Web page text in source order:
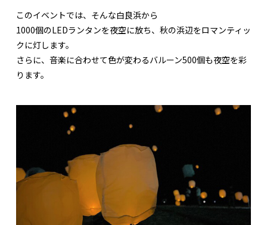
このイベントでは、そんな白良浜から
1000個のLEDランタンを夜空に放ち、秋の浜辺をロマンティッ
クに灯します。
さらに、音楽に合わせて色が変わるバルーン500個も夜空を彩
ります。